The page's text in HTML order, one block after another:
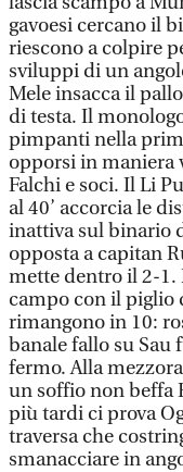
gavoesi cercano il
riescono a colpire
sviluppi di un
Mele insacca il
di testa. Il
pimpanti nella
opporsi in maniera
Falchi e soci. Il Li
al 40’ accorcia le
inattiva sul binario
opposta a capitan
mette dentro il 2-1.
campo con il piglio
rimangono in 10:
banale fallo su Sau
fermo. Alla
un soffio non beffa
più tardi ci prova
traversa che
smanacciare in